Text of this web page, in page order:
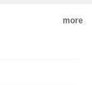
more